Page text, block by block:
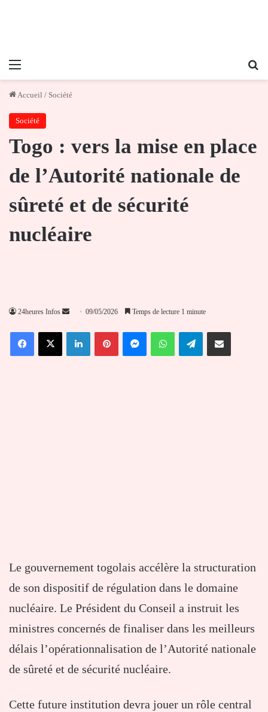
Menu
Accueil / Société
Société
Togo : vers la mise en place
de l’Autorité nationale de
sûreté et de sécurité
nucléaire
24heures Infos
Envoyer
courriel
09/05/2026 Temps de lecture 1 minute
FacebookX LinkedinPinterestMessengerWhatsAppTelegramPartager par email
Le gouvernement togolais accélère la structuration
de son dispositif de régulation dans le domaine
nucléaire. Le Président du Conseil a instruit les
ministres concernés de finaliser dans les meilleurs
délais l’opérationnalisation de l’Autorité nationale
de sûreté et de sécurité nucléaire.
Cette future institution devra jouer un rôle central